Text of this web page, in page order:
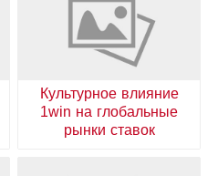
Культурное влияние
1win на глобальные
рынки ставок